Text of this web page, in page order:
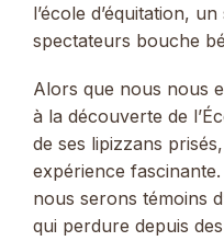
l’école d’équitation,
spectateurs bouche
Alors que nous nous
à la découverte de
de ses lipizzans
expérience
nous serons témoins
qui perdure depuis